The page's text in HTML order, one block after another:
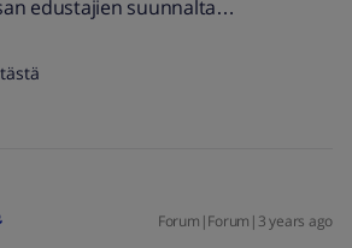
edustajien suunnalta…
Forum|Forum|3 years ago